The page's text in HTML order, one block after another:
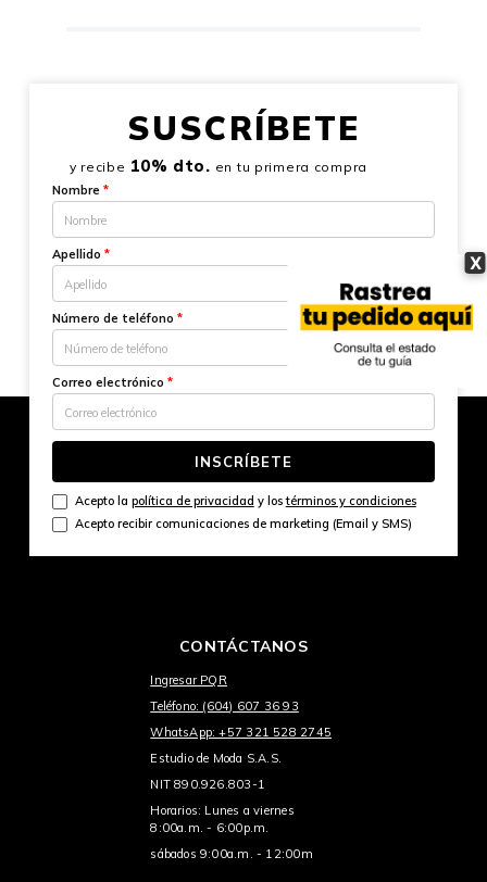
X
SUSCRÍBETE
y recibe 10% dto. en tu primera compra
Nombre *
Apellido *
Número de teléfono *
Correo electrónico *
INSCRÍBETE
Acepto la política de privacidad y lostérminos y condiciones
Acepto recibir comunicaciones de marketing (Email y SMS)
CONTÁCTANOS
Ingresar PQR
Teléfono: (604) 607 36 93
WhatsApp: +57 321 528 2745
Estudio de Moda S.A.S.
NIT 890.926.803-1
Horarios: Lunes a viernes
8:00a.m. - 6:00p.m.
sábados 9:00a.m. - 12:00m